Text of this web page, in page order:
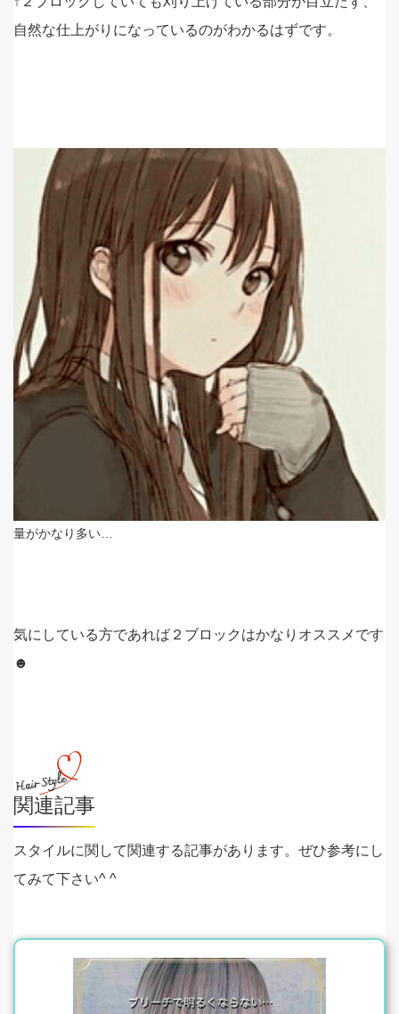
自然な仕上がりになっているのがわかるはずです。
量がかなり多い…
気にしている方であれば２ブロックはかなりオススメです
☻
関連記事
スタイルに関して関連する記事があります。ぜひ参考にし
てみて下さい^ ^